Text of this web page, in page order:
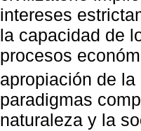
intereses
la capacidad de
procesos
apropiación de
paradigmas
naturaleza y la